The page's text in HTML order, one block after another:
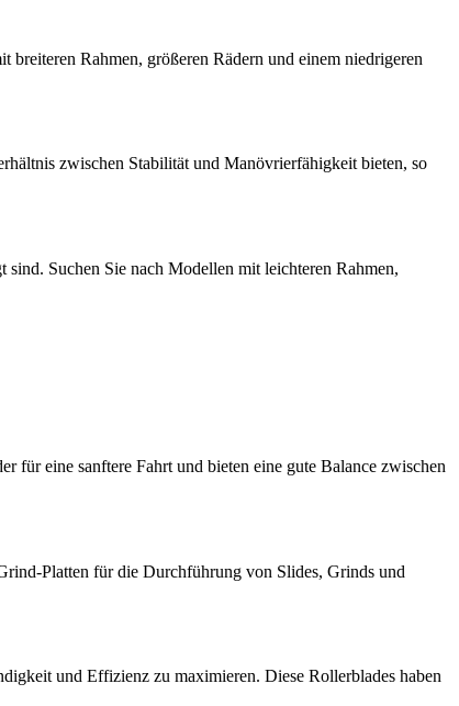
Rahmen, größeren Rädern und einem niedrigeren
zwischen Stabilität und Manövrierfähigkeit bieten, so
Suchen Sie nach Modellen mit leichteren Rahmen,
für eine sanftere Fahrt und bieten eine gute Balance zwischen
Platten für die Durchführung von Slides, Grinds und
und Effizienz zu maximieren. Diese Rollerblades haben